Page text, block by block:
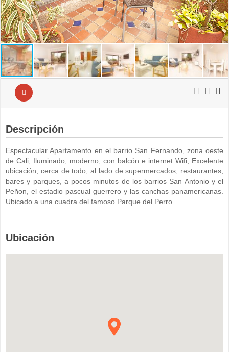
Descripción
Espectacular Apartamento en el barrio San Fernando, zona oeste
de Cali, Iluminado, moderno, con balcón e internet Wifi, Excelente
ubicación, cerca de todo, al lado de supermercados, restaurantes,
bares y parques, a pocos minutos de los barrios San Antonio y el
Peñon, el estadio pascual guerrero y las canchas panamericanas.
Ubicado a una cuadra del famoso Parque del Perro.
Ubicación